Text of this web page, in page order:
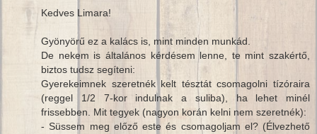
Kedves Limara!
Gyönyörű ez a kalács is, mint minden munkád.
De nekem is általános kérdésem lenne, te mint szakértő,
biztos tudsz segíteni:
Gyerekeimnek szeretnék kelt tésztát csomagolni tízóraira
(reggel 1/2 7-kor indulnak a suliba), ha lehet minél
frissebben. Mit tegyek (nagyon korán kelni nem szeretnék):
- Süssem meg előző este és csomagoljam el? (Élvezhető